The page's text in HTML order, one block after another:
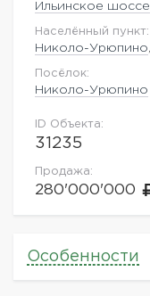
Ильинское шоссе
Населённый пункт:
Николо-Урюпино
Посёлок:
Николо-Урюпино
ID Объекта:
31235
Продажа:
280'000'000
Особенности